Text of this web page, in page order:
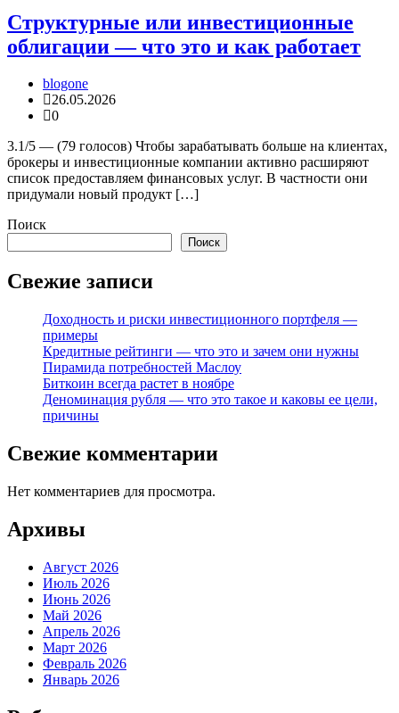
Структурные или инвестиционные
облигации — что это и как работает
blogone
26.05.2026
0
3.1/5 — (79 голосов) Чтобы зарабатывать больше на клиентах,
брокеры и инвестиционные компании активно расширяют
список предоставляем финансовых услуг. В частности они
придумали новый продукт […]
Поиск
Поиск
Свежие записи
Доходность и риски инвестиционного портфеля —
примеры
Кредитные рейтинги — что это и зачем они нужны
Пирамида потребностей Маслоу
Биткоин всегда растет в ноябре
Деноминация рубля — что это такое и каковы ее цели,
причины
Свежие комментарии
Нет комментариев для просмотра.
Архивы
Август 2026
Июль 2026
Июнь 2026
Май 2026
Апрель 2026
Март 2026
Февраль 2026
Январь 2026